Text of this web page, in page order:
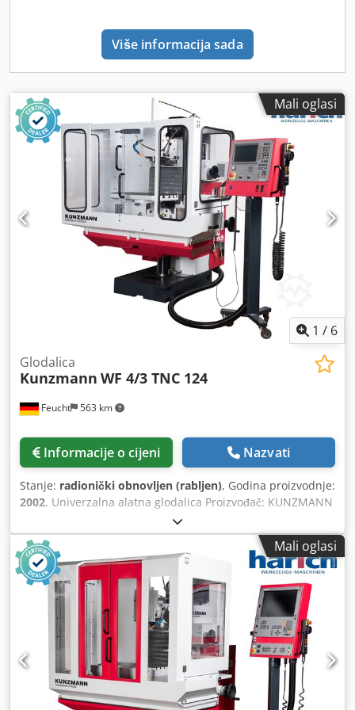
Više informacija sada
Mali oglasi
1 / 6
Feucht 563 km
Glodalica
Kunzmann WF 4/3 TNC 124
Informacije o cijeni Nazvati
Stanje: radionički obnovljen (rabljen), Godina proizvodnje:
2002, Univerzalna alatna glodalica Proizvođač: KUNZMANN
Model: WF 4/3 Godina izgradnje: 2002 - djelomično
renovirano, prefarbano, RAL7035 svijetlo siva / RAL3027
malina crvena RAL7016 antracit siva Broj stroja: 344025 uz
garanciju geometrijsko prihvaćanje s izvješćem o
ispitivanju Pribor: - HEIDENHAIN TNC 124 upravljanje
rutom - elektronički ručni kotač HEIDENHAIN HR 410 -
elektronička 3D senzorska sonda HEIDENHAIN KT 130 za
otkrivanje položaja obratka za određivanje referentnih
točaka obratka za mjerenje gotovog dijela uključujući
Weldon steznu glavu SK40/Ø 16 mm - Univerzalni stol 650
x 395 mm (T-utor: 14 mm) Može se okretati oko 3 osi
rotirajući za 360° (kao digitalna 4. osi prikazano u
Mali oglasi